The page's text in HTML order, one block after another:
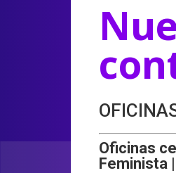
Oficinas
Feminista